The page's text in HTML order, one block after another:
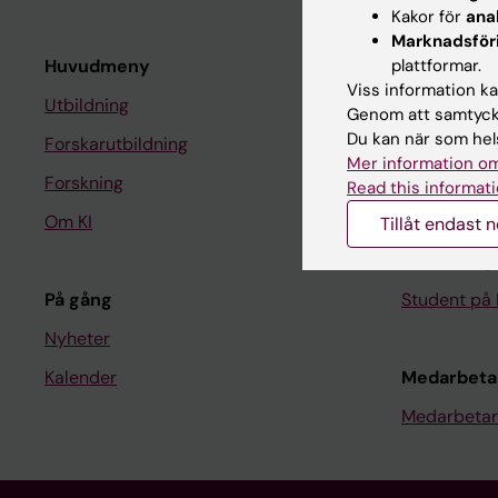
Huvudmeny
Utbildning
Forskarutbildning
Forskning
Om KI
På gång
Nyheter
Kalender
Student
Ladok
Canvas
Schema
Student på
Kakor för
plattformar.
Viss information
Genom att
Du kan när som
Mer information
Read this
Tillåt endast